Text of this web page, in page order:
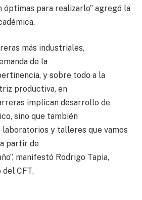
óptimas para realizarlo” agregó la
más industriales,
de la
y sobre todo a la
productiva, en
implican desarrollo de
sino que también
y talleres que vamos
partir de
manifestó Rodrigo Tapia,
CFT.